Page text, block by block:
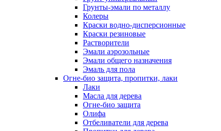
Грунты-эмали по металлу
Колеры
Краски водно-дисперсионные
Краски резиновые
Растворители
Эмали аэрозольные
Эмали общего назначения
Эмаль для пола
Огне-био защита, пропитки, лаки
Лаки
Масла для дерева
Огне-био защита
Олифа
Отбеливатели для дерева